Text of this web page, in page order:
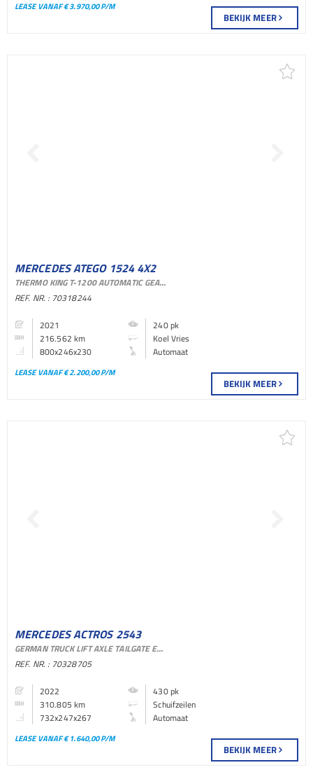
LEASE VANAF € 3.970,00 P/M
BEKIJK MEER
MERCEDES ATEGO 1524 4X2
KOEL VRIES BAKWAGEN
THERMO KING T-1200 AUTOMATIC GEARBOX EURO 6
REF. NR. : 70318244
2021
240 pk
216.562 km
Koel Vries
800x246x230
Automaat
LEASE VANAF € 2.200,00 P/M
BEKIJK MEER
MERCEDES ACTROS 2543
6X2 SCHUIFZEILEN
BAKWAGEN
GERMAN TRUCK LIFT AXLE TAILGATE EURO 6
REF. NR. : 70328705
2022
430 pk
310.805 km
Schuifzeilen
732x247x267
Automaat
LEASE VANAF € 1.640,00 P/M
BEKIJK MEER